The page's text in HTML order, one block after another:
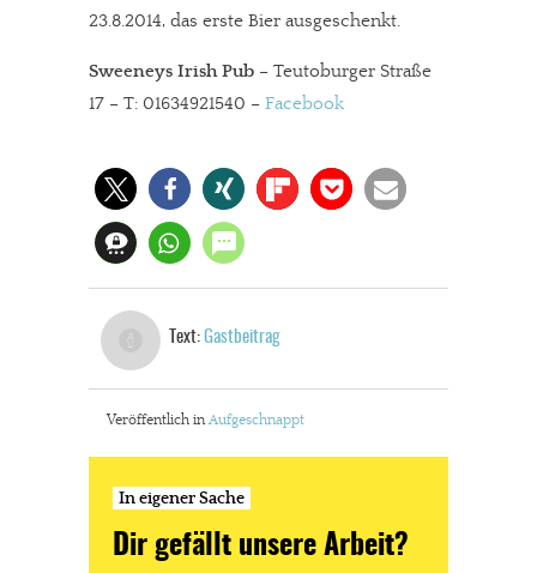
23.8.2014, das erste Bier ausgeschenkt.
Sweeneys Irish Pub – Teutoburger Straße
17 – T: 01634921540 – Facebook
Text: Gastbeitrag
Veröffentlich inAufgeschnappt
In eigener Sache
Dir gefällt unsere Arbeit?